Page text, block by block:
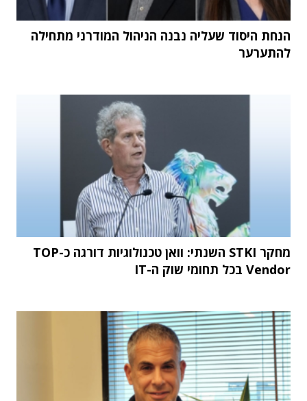
הנחת היסוד שעליה נבנה הניהול המודרני מתחילה
להתערער
מחקר STKI השנתי: וואן טכנולוגיות דורגה כ-TOP
Vendor בכל תחומי שוק ה-IT